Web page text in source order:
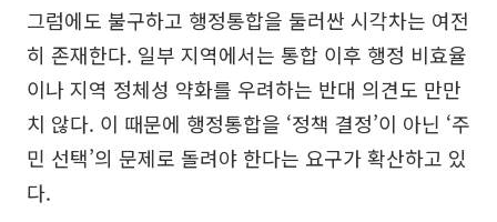
그럼에도 불구하고 행정통합을 둘러싼 시각차는 여전
히 존재한다. 일부 지역에서는 통합 이후 행정 비효율
이나 지역 정체성 약화를 우려하는 반대 의견도 만만
치 않다. 이 때문에 행정통합을 ‘정책 결정’이 아닌 ‘주
민 선택’의 문제로 돌려야 한다는 요구가 확산하고 있
다.